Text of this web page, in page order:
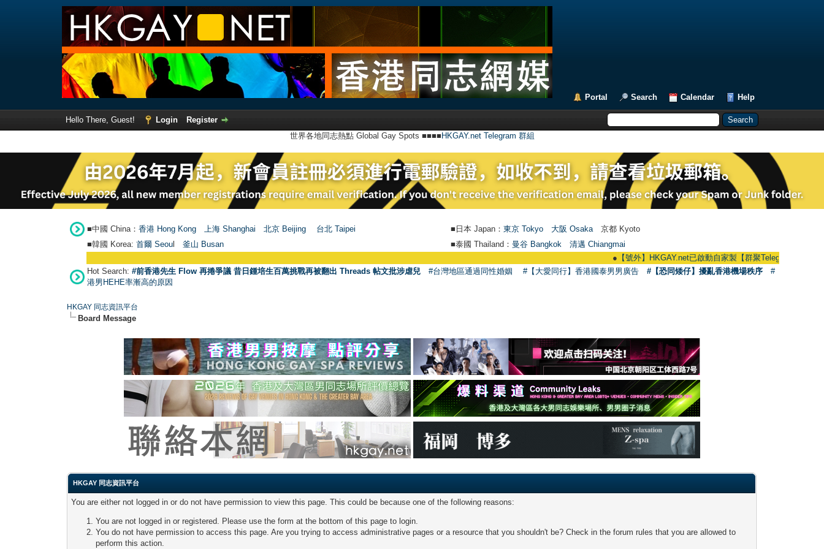
Portal Search Calendar Help
Hello There, Guest! Login
Register
世界各地同志熱點 Global Gay Spots ■■■■ HKGAY.net Telegram 群組
■中國 China： 香港 Hong Kong 上海 Shanghai 北京 Beijing 台北 Taipei ■日本 Japan： 東京 Tokyo 大阪 Osaka 京都 Kyoto
■韓國 Korea: 首爾 Seou 釜山 Busan ■泰國 Thailand： 曼谷 Bangkok
清邁 Chiangmai
【號外】HKGAY.net已啟動自家製【群聚Telegram群組】
Hot Search: #前香港先生 Flow 再捲爭議 昔日鍾培生百萬挑戰再被翻出 Threads 帖文批涉虐兒 #台灣地區通過同性婚姻 #【大愛同行】香港國泰男男廣告 #【恐同矮仔】擾亂香港機場秩序
#
港男HEHE率漸高的原因
HKGAY 同志資訊平台
Board Message
HKGAY 同志資訊平台
You are either not logged in or do not have permission to view this page. This could be because one of the following reasons:
You are not logged in or registered. Please use the form at the bottom of this page to login.
You do not have permission to access this page. Are you trying to access administrative pages or a resource that you shouldn't be? Check in the forum rules that you are allowed to
perform this action.